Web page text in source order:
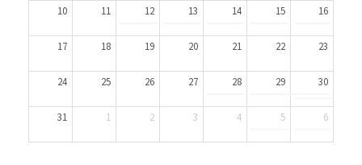
10 11 12 13 14 15 16
17 18 19 20 21 22 23
24 25 26 27 28 29 30
31 1 2 3 4 5 6